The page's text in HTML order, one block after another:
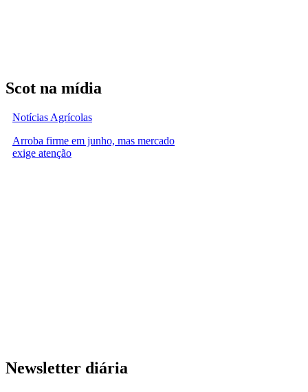
Scot na mídia
Notícias Agrícolas
Arroba firme em junho, mas mercado
exige atenção
Newsletter diária